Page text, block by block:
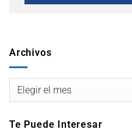
Archivos
Te Puede Interesar